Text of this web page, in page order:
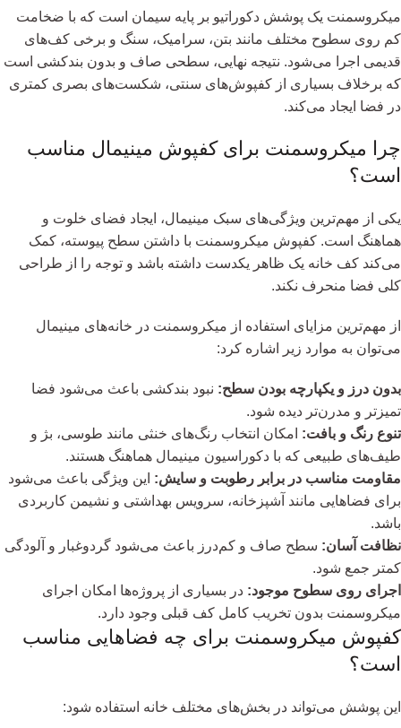
میکروسمنت یک پوشش دکوراتیو بر پایه سیمان است که با ضخامت
کم روی سطوح مختلف مانند بتن، سرامیک، سنگ و برخی کف‌های
قدیمی اجرا می‌شود. نتیجه نهایی، سطحی صاف و بدون بندکشی است
که برخلاف بسیاری از کفپوش‌های سنتی، شکست‌های بصری کمتری
در فضا ایجاد می‌کند.
چرا میکروسمنت برای کفپوش مینیمال مناسب
است؟
یکی از مهم‌ترین ویژگی‌های سبک مینیمال، ایجاد فضای خلوت و
هماهنگ است. کفپوش میکروسمنت با داشتن سطح پیوسته، کمک
می‌کند کف خانه یک ظاهر یکدست داشته باشد و توجه را از طراحی
کلی فضا منحرف نکند.
از مهم‌ترین مزایای استفاده از میکروسمنت در خانه‌های مینیمال
می‌توان به موارد زیر اشاره کرد:
بدون درز و یکپارچه بودن سطح: نبود بندکشی باعث می‌شود فضا
تمیزتر و مدرن‌تر دیده شود.
تنوع رنگ و بافت: امکان انتخاب رنگ‌های خنثی مانند طوسی، بژ و
طیف‌های طبیعی که با دکوراسیون مینیمال هماهنگ هستند.
مقاومت مناسب در برابر رطوبت و سایش: این ویژگی باعث می‌شود
برای فضاهایی مانند آشپزخانه، سرویس بهداشتی و نشیمن کاربردی
باشد.
نظافت آسان: سطح صاف و کم‌درز باعث می‌شود گردوغبار و آلودگی
کمتر جمع شود.
اجرای روی سطوح موجود: در بسیاری از پروژه‌ها امکان اجرای
میکروسمنت بدون تخریب کامل کف قبلی وجود دارد.
کفپوش میکروسمنت برای چه فضاهایی مناسب
است؟
این پوشش می‌تواند در بخش‌های مختلف خانه استفاده شود: